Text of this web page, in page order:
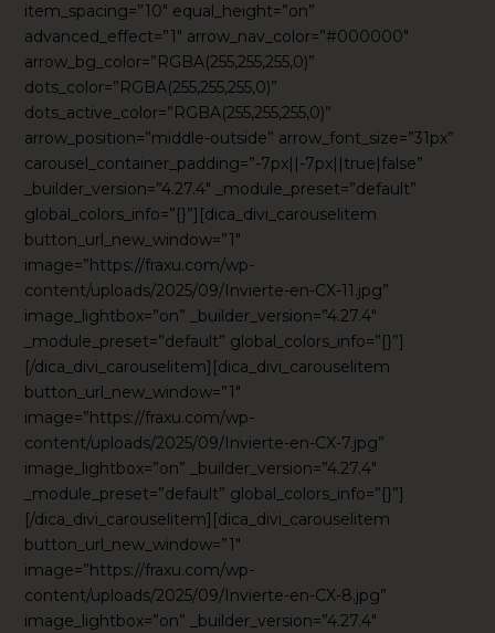
item_spacing=”10″ equal_height=”on”
advanced_effect=”1″ arrow_nav_color=”#000000″
arrow_bg_color=”RGBA(255,255,255,0)”
dots_color=”RGBA(255,255,255,0)”
dots_active_color=”RGBA(255,255,255,0)”
arrow_position=”middle-outside” arrow_font_size=”31px”
carousel_container_padding=”-7px||-7px||true|false”
_builder_version=”4.27.4″ _module_preset=”default”
global_colors_info=”{}”][dica_divi_carouselitem
button_url_new_window=”1″
image=”https://fraxu.com/wp-
content/uploads/2025/09/Invierte-en-CX-11.jpg”
image_lightbox=”on” _builder_version=”4.27.4″
_module_preset=”default” global_colors_info=”{}”]
[/dica_divi_carouselitem][dica_divi_carouselitem
button_url_new_window=”1″
image=”https://fraxu.com/wp-
content/uploads/2025/09/Invierte-en-CX-7.jpg”
image_lightbox=”on” _builder_version=”4.27.4″
_module_preset=”default” global_colors_info=”{}”]
[/dica_divi_carouselitem][dica_divi_carouselitem
button_url_new_window=”1″
image=”https://fraxu.com/wp-
content/uploads/2025/09/Invierte-en-CX-8.jpg”
image_lightbox=”on” _builder_version=”4.27.4″